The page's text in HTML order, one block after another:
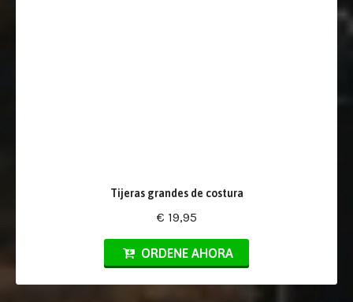
Tijeras grandes de costura
€ 19,95
ORDENE AHORA